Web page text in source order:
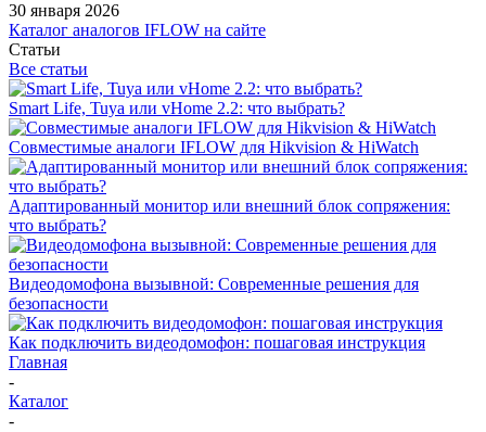
30 января 2026
Каталог аналогов IFLOW на сайте
Статьи
Все статьи
Smart Life, Tuya или vHome 2.2: что выбрать?
Совместимые аналоги IFLOW для Hikvision & HiWatch
Адаптированный монитор или внешний блок сопряжения:
что выбрать?
Видеодомофона вызывной: Современные решения для
безопасности
Как подключить видеодомофон: пошаговая инструкция
Главная
-
Каталог
-